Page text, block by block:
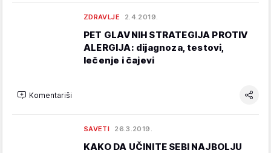
ZDRAVLJE 2.4.2019.
PET GLAVNIH STRATEGIJA PROTIV
ALERGIJA: dijagnoza, testovi,
lečenje i čajevi
Komentariši
SAVETI 26.3.2019.
KAKO DA UČINITE SEBI NAJBOLJU